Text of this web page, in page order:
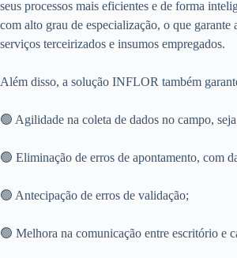
seus processos mais eficientes e de forma
com alto grau de especialização, o que
serviços terceirizados e insumos empregados.
Além disso, a solução INFLOR também
🟢 Agilidade na coleta de dados no campo,
🟢 Eliminação de erros de apontamento, com
🟢 Antecipação de erros de validação;
🟢 Melhora na comunicação entre escritório e